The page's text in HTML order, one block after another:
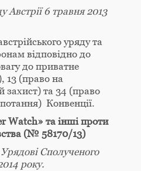
Австрії 6 травня 2013
уряду та
відповідно до
до приватне
13 (право на
захист) та 34 (право
Конвенції.
Watch» та інші проти
(№ 58170/13)
Сполученого
року.